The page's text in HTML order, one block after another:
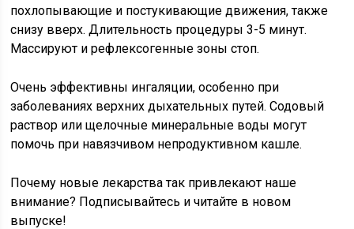
похлопывающие и постукивающие движения, также
снизу вверх. Длительность процедуры 3-5 минут.
Массируют и рефлексогенные зоны стоп.
Очень эффективны ингаляции, особенно при
заболеваниях верхних дыхательных путей. Содовый
раствор или щелочные минеральные воды могут
помочь при навязчивом непродуктивном кашле.
Почему новые лекарства так привлекают наше
внимание? Подписывайтесь и читайте в новом
выпуске!